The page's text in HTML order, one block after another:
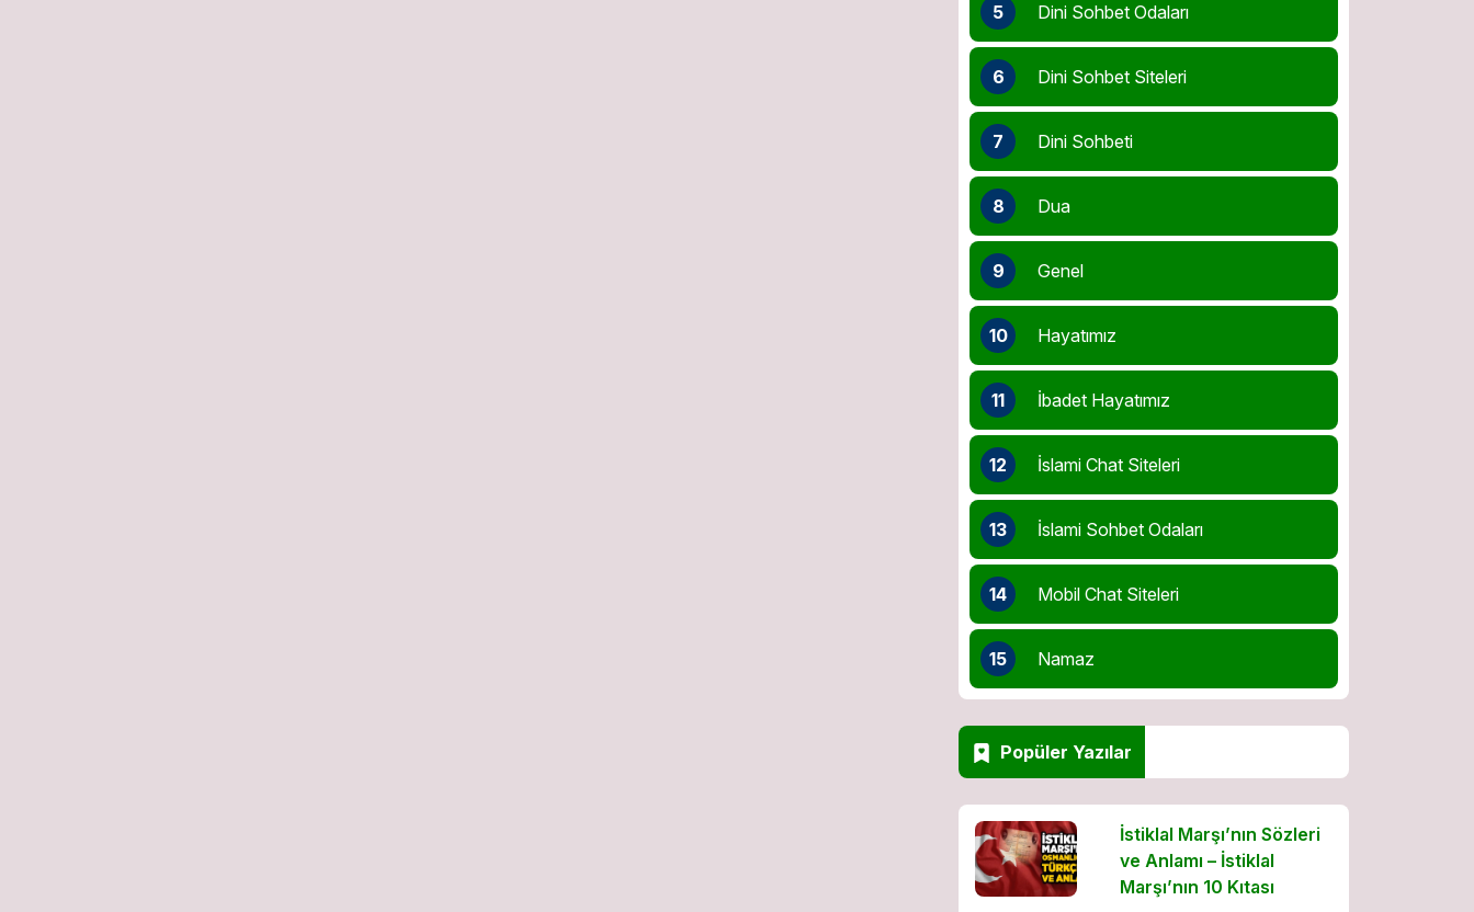
5 Dini Sohbet Odaları
6 Dini Sohbet Siteleri
7 Dini Sohbeti
8 Dua
9 Genel
10 Hayatımız
11 İbadet Hayatımız
12 İslami Chat Siteleri
13 İslami Sohbet Odaları
14 Mobil Chat Siteleri
15 Namaz
Popüler Yazılar
İstiklal Marşı’nın Sözleri
ve Anlamı – İstiklal
Marşı’nın 10 Kıtası